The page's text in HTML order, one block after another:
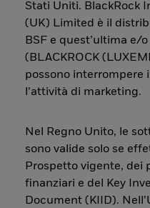
Stati Uniti. BlackRock
(UK) Limited è il
BSF e quest’ultima e/
(BLACKROCK
possono interrompere
l’attività di marketing.
Nel Regno Unito, le
sono valide solo se
Prospetto vigente, dei
finanziari e del Key
Document (KIID).